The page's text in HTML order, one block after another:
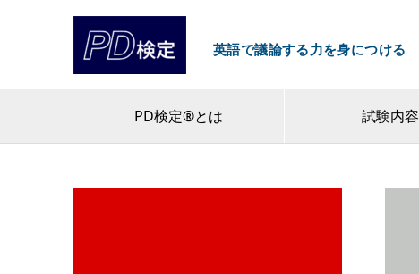
英語で議論する力を身につける
PD検定®とは 試験内容